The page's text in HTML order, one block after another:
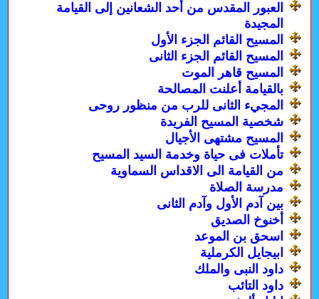
العبور المقدس من أحد الشعانين إلى القيامة
المجيدة
المسيح القائم الجزء الأول
المسيح القائم الجزء الثانى
المسيح قاهر الموت
بالقيامة أعلنت المصالحة
المجيء الثانى للرب من منظور روحى
شخصية المسيح الفريدة
المسيح مشتهى الأجيال
تأملات فى حياة وخدمة السيد المسيح
من القيامة الى الاقداس السماوية
مدرسة الصلاة
بين آدم الأول وآدم الثانى
أخنوخ الصديق
اسحق بن الموعد
ابيجايل الكرملية
داود النبى والملك
داود التائب